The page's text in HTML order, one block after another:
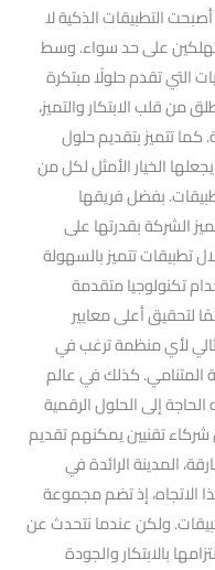
التطبيقات الذكية لا
على حد سواء. وسط
التي تقدم حلولًا مبتكرة
من قلب الابتكار والتميز،
تتميز بتقديم حلول
الخيار الأمثل لكل من
بفضل فريقها
الشركة بقدرتها على
تطبيقات تتميز بالسهولة
تكنولوجيا متقدمة
لتحقيق أعلى معايير
لأي منظمة ترغب في
المتنامي. كذلك في عالم
إلى الحلول الرقمية
تقنيين يمكنهم تقديم
المدينة الرائدة في
الاتجاه، إذ تضم مجموعة
ولكن عندما نتحدث عن
بالابتكار والجودة